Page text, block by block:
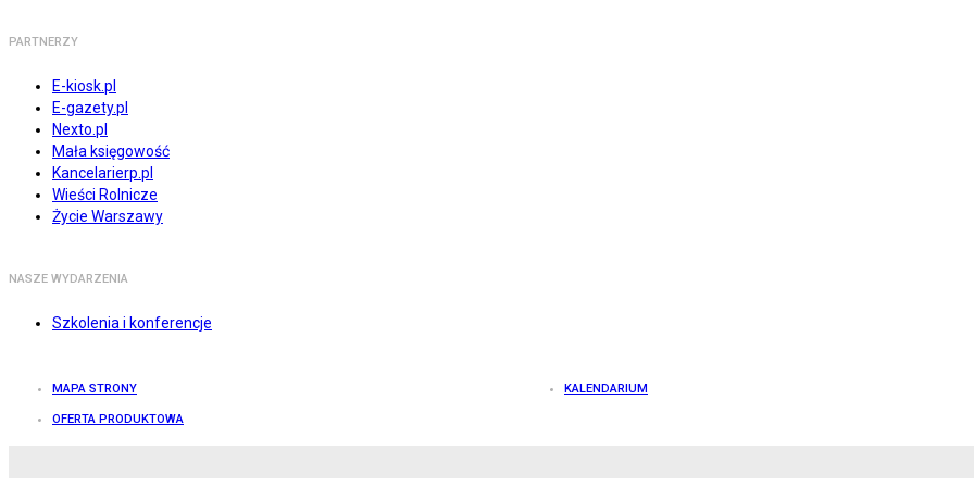
PARTNERZY
E-kiosk.pl
E-gazety.pl
Nexto.pl
Mała księgowość
Kancelarierp.pl
Wieści Rolnicze
Życie Warszawy
NASZE WYDARZENIA
Szkolenia i konferencje
MAPA STRONY KALENDARIUM
OFERTA PRODUKTOWA